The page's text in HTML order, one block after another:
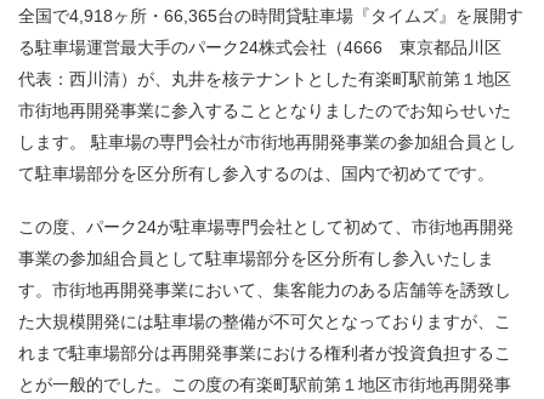
全国で4,918ヶ所・66,365台の時間貸駐車場『タイムズ』を展開す
る駐車場運営最大手のパーク24株式会社（4666 東京都品川区
代表：西川清）が、丸井を核テナントとした有楽町駅前第１地区
市街地再開発事業に参入することとなりましたのでお知らせいた
します。 駐車場の専門会社が市街地再開発事業の参加組合員とし
て駐車場部分を区分所有し参入するのは、国内で初めてです。
この度、パーク24が駐車場専門会社として初めて、市街地再開発
事業の参加組合員として駐車場部分を区分所有し参入いたしま
す。市街地再開発事業において、集客能力のある店舗等を誘致し
た大規模開発には駐車場の整備が不可欠となっておりますが、こ
れまで駐車場部分は再開発事業における権利者が投資負担するこ
とが一般的でした。この度の有楽町駅前第１地区市街地再開発事